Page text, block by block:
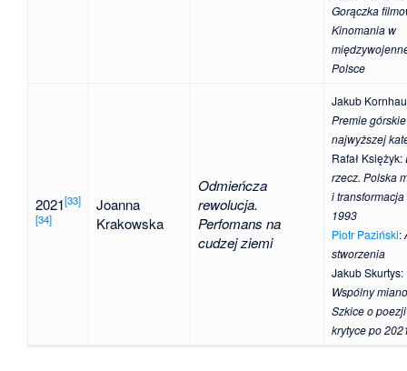
Gorączka
Kinomania w
Polsce
2021[33]
[34]
Joanna
Krakowska
Odmieńcza
rewolucja.
Perfomans na
cudzej ziemi
Jakub
Premie górskie
najwyższej
Rafał Księżyk:
rzecz. Polska
i
1993
Piotr Paziński:
stworzenia
Jakub Skurtys:
Wspólny
Szkice o
krytyce po